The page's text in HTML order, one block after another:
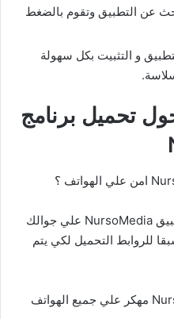
عن التطبيق وتقوم بالضغط
و التثبيت بكل سهولة
تحميل برنامج
نعم وبتاكيد يمكنك تنزيل تطبيق NursoMedia علي جوالك
للروابط التحميل لكي يتم
هل يعمل تطبيق NursoMedia مهكر علي جميع الهواتف